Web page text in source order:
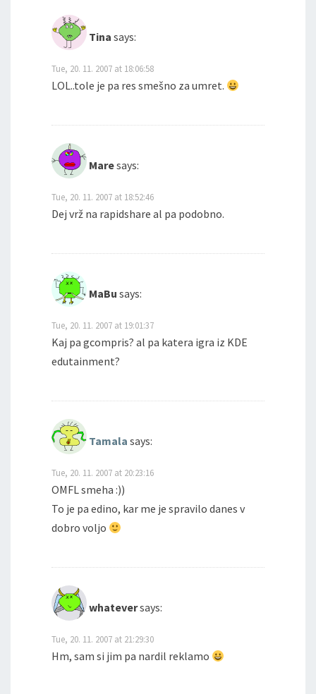
Tina says:
Tue, 20. 11. 2007 at 18:06:58
LOL..tole je pa res smešno za umret.
Maresays:
Tue, 20. 11. 2007 at 18:52:46
Dej vrž na rapidshare al pa podobno.
MaBu says:
Tue, 20. 11. 2007 at 19:01:37
Kaj pa gcompris? al pa katera igra iz KDE
edutainment?
Tamala says:
Tue, 20. 11. 2007 at 20:23:16
OMFL smeha :))
To je pa edino, kar me je spravilo danes v
dobro voljo
whateversays:
Tue, 20. 11. 2007 at 21:29:30
Hm, sam si jim pa nardil reklamo